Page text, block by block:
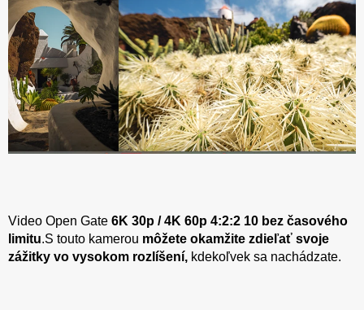
Video Open Gate 6K 30p / 4K 60p 4:2:2 10 bez časového
limitu.S touto kamerou môžete okamžite zdieľať svoje
zážitky vo vysokom rozlíšení, kdekoľvek sa nachádzate.